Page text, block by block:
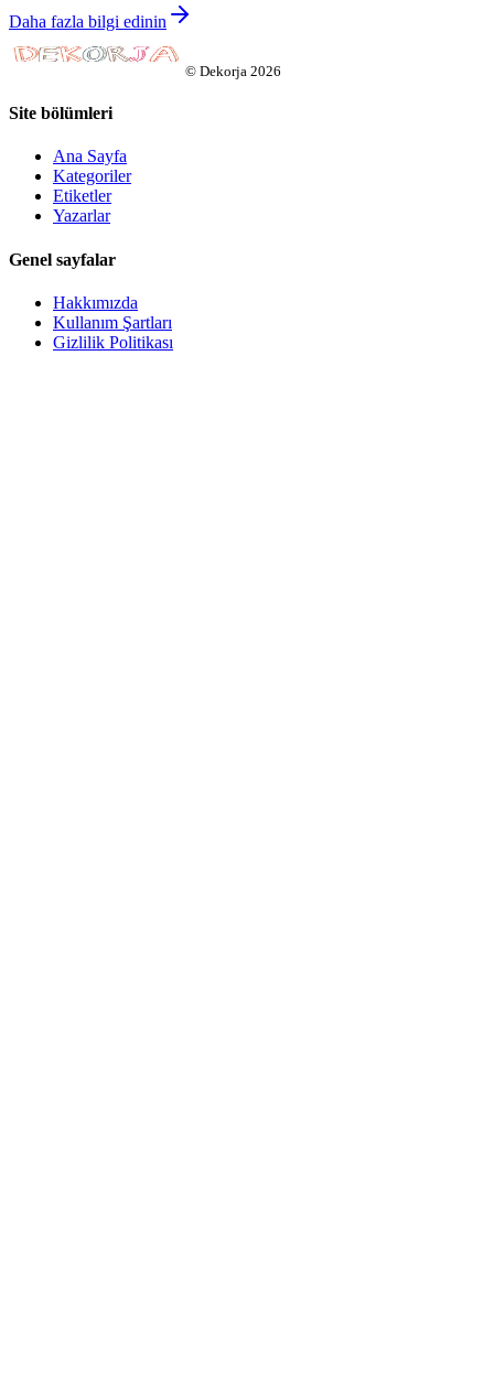
Daha fazla bilgi edinin
© Dekorja 2026
Site bölümleri
Ana Sayfa
Kategoriler
Etiketler
Yazarlar
Genel sayfalar
Hakkımızda
Kullanım Şartları
Gizlilik Politikası